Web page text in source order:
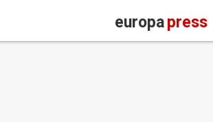
europapress